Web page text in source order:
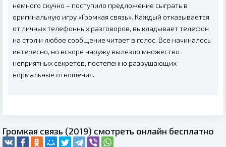
немного скучно – поступило предложение сыграть в
оригинальную игру «Громкая связь». Каждый отказывается
от личных телефонных разговоров, выкладывает телефон
на стол и любое сообщение читает в голос. Все начиналось
интересно, но вскоре наружу вылезло множество
неприятных секретов, постепенно разрушающих
нормальные отношения.
Громкая связь (2019) смотреть онлайн бесплатно